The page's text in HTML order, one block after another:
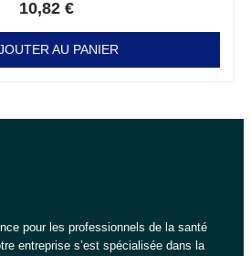
10,82 €
AU PANIER
pour les professionnels de la santé
entreprise s’est spécialisée dans la